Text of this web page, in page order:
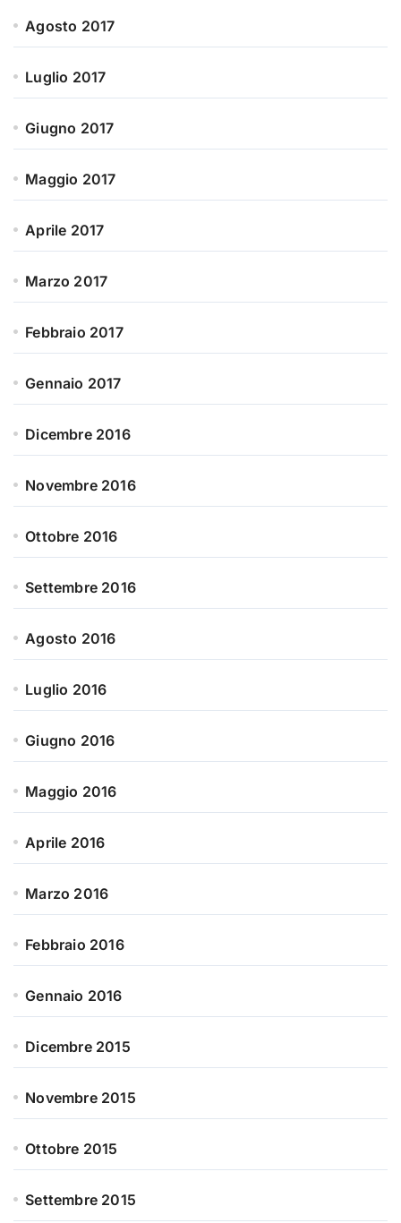
Agosto 2017
Luglio 2017
Giugno 2017
Maggio 2017
Aprile 2017
Marzo 2017
Febbraio 2017
Gennaio 2017
Dicembre 2016
Novembre 2016
Ottobre 2016
Settembre 2016
Agosto 2016
Luglio 2016
Giugno 2016
Maggio 2016
Aprile 2016
Marzo 2016
Febbraio 2016
Gennaio 2016
Dicembre 2015
Novembre 2015
Ottobre 2015
Settembre 2015